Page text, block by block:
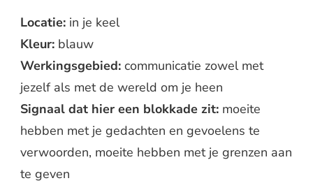
Locatie: in je keel
Kleur: blauw
Werkingsgebied: communicatie zowel met
jezelf als met de wereld om je heen
Signaal dat hier een blokkade zit: moeite
hebben met je gedachten en gevoelens te
verwoorden, moeite hebben met je grenzen aan
te geven